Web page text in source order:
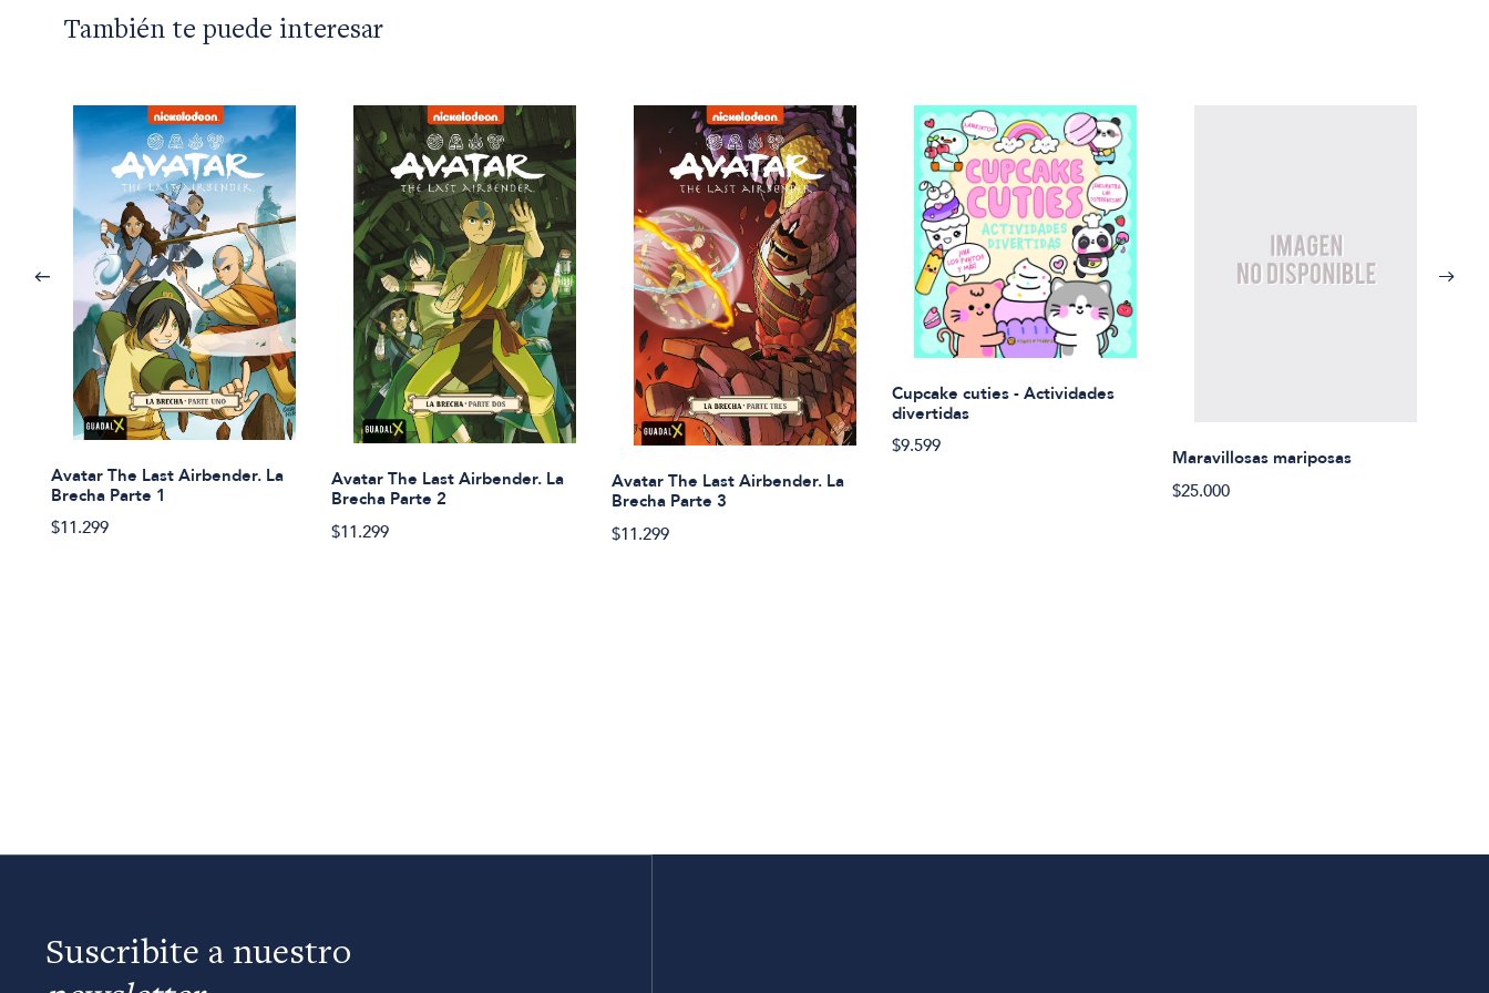
También te puede interesar
Avatar The Last Airbender. La
Brecha Parte 1
$11.299
Avatar The Last Airbender. La
Brecha Parte 2
$11.299
Avatar The Last Airbender. La
Brecha Parte 3
$11.299
Cupcake cuties - Actividades
divertidas
$9.599
Maravillosas mariposas
$25.000
Suscribite a nuestro